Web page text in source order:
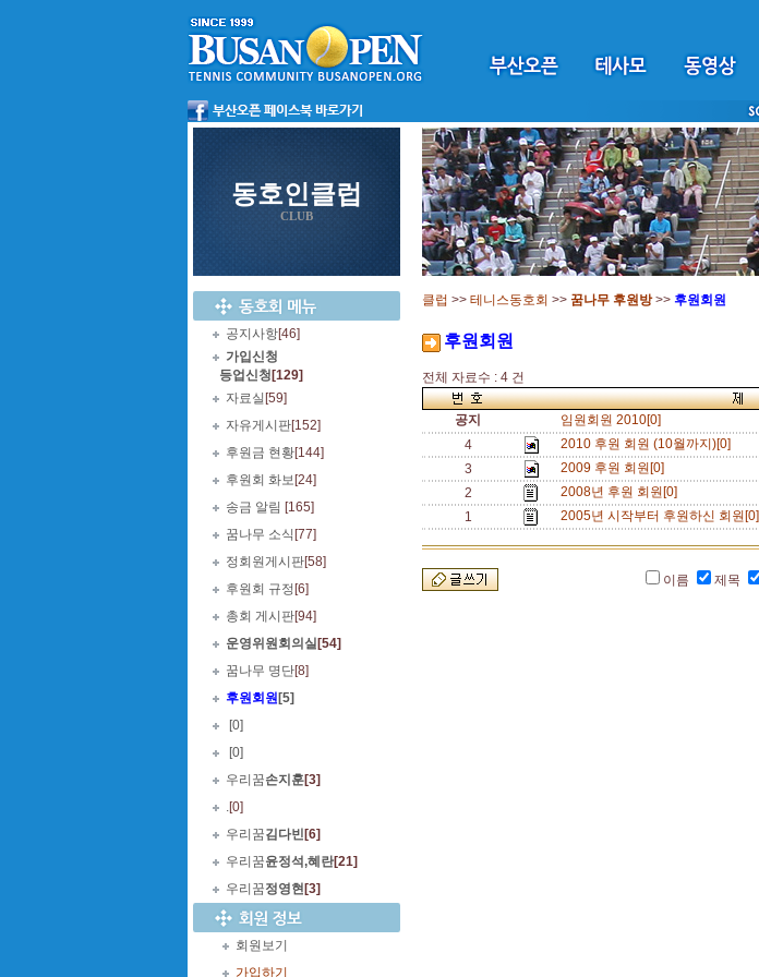
동호인클럽
CLUB
공지사항[46]
가입신청
등업신청 [129]
자료실 [59]
자유게시판[152]
후원금 현황[144]
후원회 화보 [24]
송금 알림 [165]
꿈나무 소식 [77]
정회원게시판[58]
후원회 규정 [6]
총회 게시판[94]
운영위원회의실 [54]
꿈나무 명단[8]
후원회원 [5]
[0]
[0]
우리꿈손지훈[3]
.[0]
우리꿈김다빈 [6]
우리꿈윤정석,혜란[21]
우리꿈정영현 [3]
회원보기
가입하기
클럽 >> 테니스동호회 >> 꿈나무 후원방>> 후원회원
후원회원
전체 자료수 : 4 건
공지 임원회원 2010[0]
4
2010 후원 회원 (10월까지)[0]
3
2009 후원 회원[0]
2
2008년 후원 회원[0]
1
2005년 시작부터 후원하신 회원[0]
이름 제목